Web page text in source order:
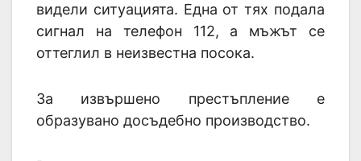
видели ситуацията. Една от тях подала
сигнал на телефон 112, а мъжът се
оттеглил в неизвестна посока.
За извършено престъпление е
образувано досъдебно производство.